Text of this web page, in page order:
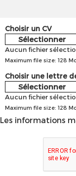
Choisir un CV
Sélectionner
Aucun fichier
Maximum file size: 128
Choisir une lettre
Sélectionner
Aucun fichier
Maximum file size: 128
Les informations